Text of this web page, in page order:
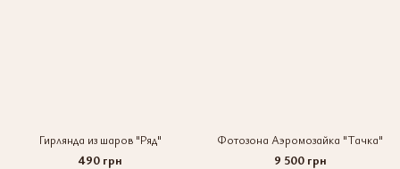
Гирлянда из шаров "Ряд"
490 грн
Фотозона Аэромозайка "Тачка"
9 500 грн